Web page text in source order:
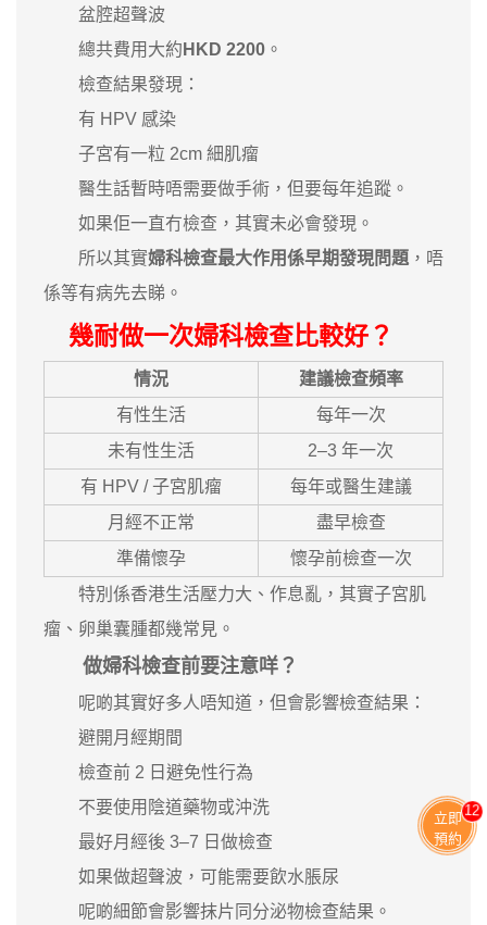
盆腔超聲波
總共費用大約 HKD 2200 。
檢查結果發現：
有 HPV 感染
子宮有一粒 2cm 細肌瘤
醫生話暫時唔需要做手術，但要每年追蹤。
如果佢一直冇檢查，其實未必會發現。
所以其實婦科檢查最大作用係早期發現問題 ，唔
係等有病先去睇。
幾耐做一次婦科檢查比較好？
情況
建議檢查頻率
有性生活
每年一次
未有性生活
2–3 年一次
有 HPV / 子宮肌瘤
每年或醫生建議
月經不正常
盡早檢查
準備懷孕
懷孕前檢查一次
特別係香港生活壓力大、作息亂，其實子宮肌
瘤、卵巢囊腫都幾常見。
做婦科檢查前要注意咩？
呢啲其實好多人唔知道，但會影響檢查結果：
避開月經期間
檢查前 2 日避免性行為
不要使用陰道藥物或沖洗
最好月經後 3–7 日做檢查
如果做超聲波，可能需要飲水脹尿
呢啲細節會影響抹片同分泌物檢查結果。
立即
預約
13